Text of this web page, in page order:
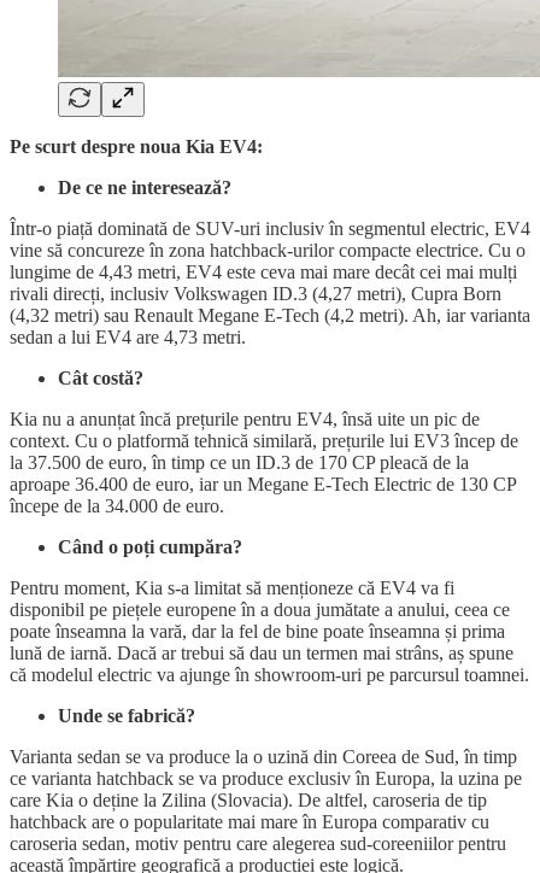
Pe scurt despre noua Kia EV4:
De ce ne interesează?
Într-o piață dominată de SUV-uri inclusiv în segmentul electric, EV4
vine să concureze în zona hatchback-urilor compacte electrice. Cu o
lungime de 4,43 metri, EV4 este ceva mai mare decât cei mai mulți
rivali direcți, inclusiv Volkswagen ID.3 (4,27 metri), Cupra Born
(4,32 metri) sau Renault Megane E-Tech (4,2 metri). Ah, iar varianta
sedan a lui EV4 are 4,73 metri.
Cât costă?
Kia nu a anunțat încă prețurile pentru EV4, însă uite un pic de
context. Cu o platformă tehnică similară, prețurile lui EV3 încep de
la 37.500 de euro, în timp ce un ID.3 de 170 CP pleacă de la
aproape 36.400 de euro, iar un Megane E-Tech Electric de 130 CP
începe de la 34.000 de euro.
Când o poți cumpăra?
Pentru moment, Kia s-a limitat să menționeze că EV4 va fi
disponibil pe piețele europene în a doua jumătate a anului, ceea ce
poate înseamna la vară, dar la fel de bine poate înseamna și prima
lună de iarnă. Dacă ar trebui să dau un termen mai strâns, aș spune
că modelul electric va ajunge în showroom-uri pe parcursul toamnei.
Unde se fabrică?
Varianta sedan se va produce la o uzină din Coreea de Sud, în timp
ce varianta hatchback se va produce exclusiv în Europa, la uzina pe
care Kia o deține la Zilina (Slovacia). De altfel, caroseria de tip
hatchback are o popularitate mai mare în Europa comparativ cu
caroseria sedan, motiv pentru care alegerea sud-coreeniilor pentru
această împărțire geografică a producției este logică.